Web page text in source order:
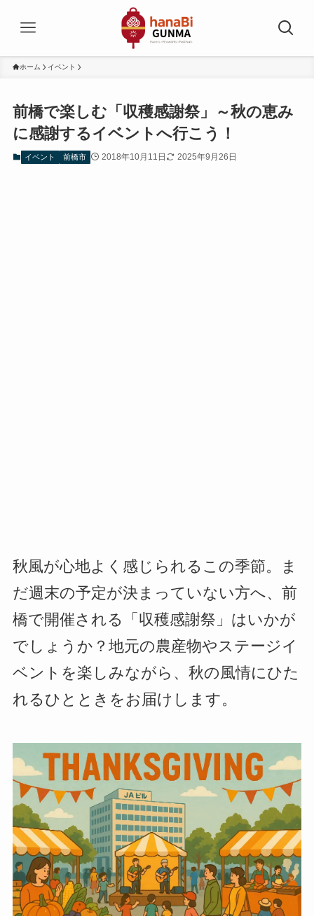
ホーム イベント
前橋で楽しむ「収穫感謝祭」～秋の恵み
に感謝するイベントへ行こう！
イベント 前橋市 2018年10月11日 2025年9月26日
秋風が心地よく感じられるこの季節。ま
だ週末の予定が決まっていない方へ、前
橋で開催される「収穫感謝祭」はいかが
でしょうか？地元の農産物やステージイ
ベントを楽しみながら、秋の風情にひた
れるひとときをお届けします。